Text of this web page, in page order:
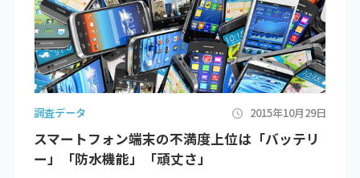
調査データ 2015年10月29日
スマートフォン端末の不満度上位は「バッテリ
ー」「防水機能」「頑丈さ」